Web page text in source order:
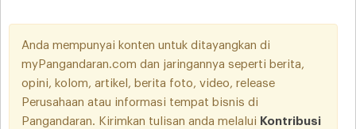
Anda mempunyai konten untuk ditayangkan di
myPangandaran.com dan jaringannya seperti berita,
opini, kolom, artikel, berita foto, video, release
Perusahaan atau informasi tempat bisnis di
Pangandaran. Kirimkan tulisan anda melalui Kontribusi